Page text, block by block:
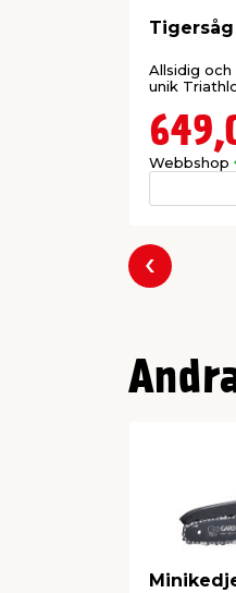
FFU-
FFU står
vad gäller
en
Tigersåg
Allsidig
unik
Webbshop